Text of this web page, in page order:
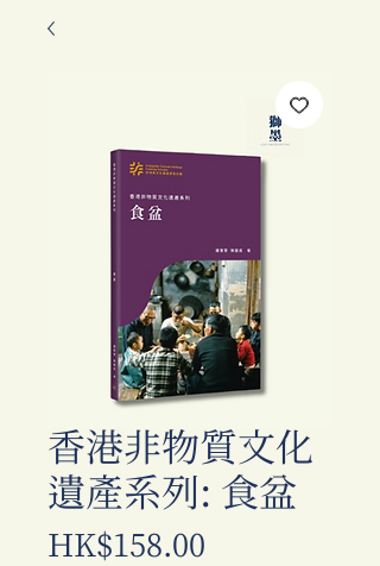
香港非物質文化
遺產系列: 食盆
HK$158.00